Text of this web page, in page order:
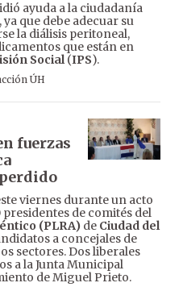
ayuda a la ciudadanía
que debe adecuar su
la diálisis peritoneal,
que están en
Social(IPS).
ÚH
fuerzas
viernes durante un acto
presidentes de comités del
(PLRA) de Ciudad del
a concejales de
sectores. Dos liberales
a la Junta Municipal
de Miguel Prieto.